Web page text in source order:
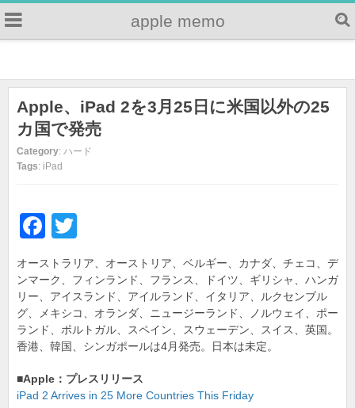
apple memo
Apple、iPad 2を3月25日に米国以外の25
カ国で発売
Category: ハード
Tags: iPad
F
c
e
b
o
o
tt
er
オーストラリア、オーストリア、ベルギー、カナダ、チェコ、デ
ンマーク、フィンランド、フランス、ドイツ、ギリシャ、ハンガ
リー、アイスランド、アイルランド、イタリア、ルクセンブル
グ、メキシコ、オランダ、ニュージーランド、ノルウェイ、ポー
ランド、ポルトガル、スペイン、スウェーデン、スイス、英国。
香港、韓国、シンガポールは4月発売。日本は未定。
■Apple：プレスリリース
iPad 2 Arrives in 25 More Countries This Friday